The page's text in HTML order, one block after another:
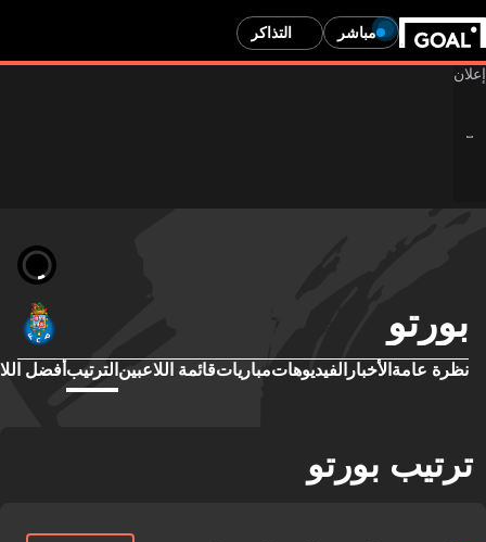
مباشر التذاكر
بورتو
نظرة عامة الأخبار الفيديوهاتمبارياتقائمة اللاعبين الترتيب أفضل
ترتيب بورتو